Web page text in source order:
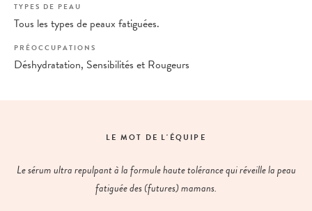
TYPES DE PEAU
Tous les types de peaux fatiguées.
PRÉOCCUPATIONS
Déshydratation, Sensibilités et Rougeurs
LE MOT DE L'ÉQUIPE
Le sérum ultra repulpant à la formule haute tolérance qui réveille la peau
fatiguée des (futures) mamans.